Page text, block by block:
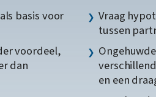
basis voor
voordeel,
dan
Vraag
tussen
en een